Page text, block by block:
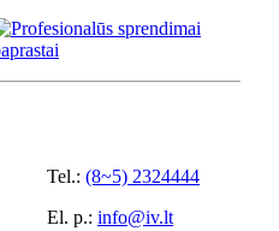
Tel.: (8~5) 2324444
El. p.: info@iv.lt